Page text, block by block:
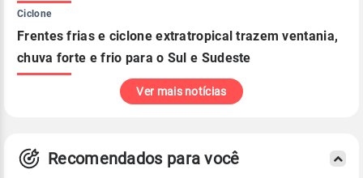
Ciclone
Frentes frias e ciclone extratropical trazem ventania,
chuva forte e frio para o Sul e Sudeste
Ver mais notícias
Recomendados para você